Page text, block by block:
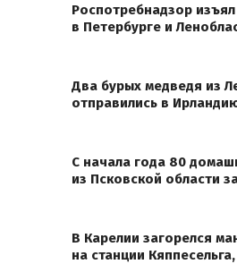
Роспотребнадзор
в Петербурге и
Два бурых медведя из
отправились в
С начала года 80
из Псковской области
В Карелии загорелся
на станции